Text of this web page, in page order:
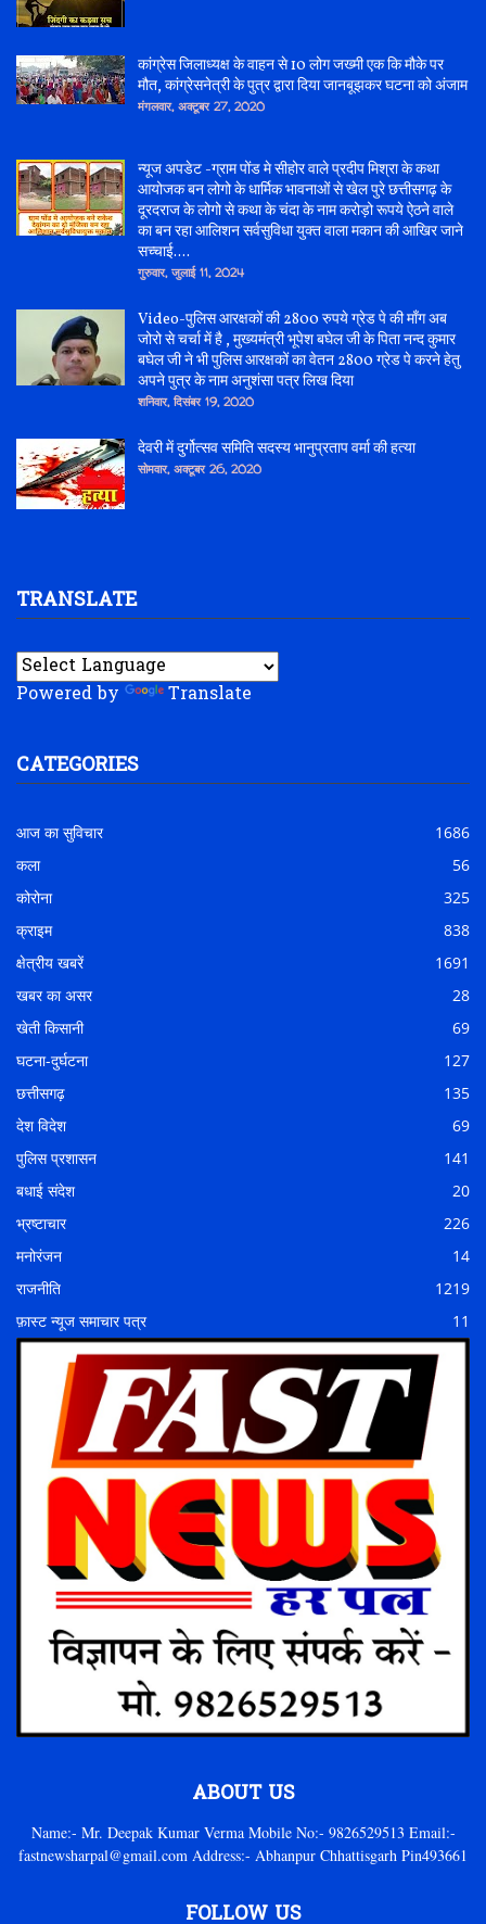
कांग्रेस जिलाध्यक्ष के वाहन से 10 लोग जख्मी एक कि मौके पर
मौत, कांग्रेसनेत्री के पुत्र द्वारा दिया जानबूझकर घटना को अंजाम
मंगलवार, अक्टूबर 27, 2020
न्यूज अपडेट -ग्राम पोंड मे सीहोर वाले प्रदीप मिश्रा के कथा
आयोजक बन लोगो के धार्मिक भावनाओं से खेल पुरे छत्तीसगढ़ के
दूरदराज के लोगो से कथा के चंदा के नाम करोड़ो रूपये ऐठने वाले
का बन रहा आलिशन सर्वसुविधा युक्त वाला मकान की आखिर जाने
सच्चाई....
गुरुवार, जुलाई 11, 2024
Video-पुलिस आरक्षकों की 2800 रुपये ग्रेड पे की माँग अब
जोरो से चर्चा में है , मुख्यमंत्री भूपेश बघेल जी के पिता नन्द कुमार
बघेल जी ने भी पुलिस आरक्षकों का वेतन 2800 ग्रेड पे करने हेतु
अपने पुत्र के नाम अनुशंसा पत्र लिख दिया
शनिवार, दिसंबर 19, 2020
देवरी में दुर्गोत्सव समिति सदस्य भानुप्रताप वर्मा की हत्या
सोमवार, अक्टूबर 26, 2020
TRANSLATE
Powered by Translate
CATEGORIES
आज का सुविचार
1686
कला
56
कोरोना
325
क्राइम
838
क्षेत्रीय खबरें
1691
खबर का असर
28
खेती किसानी
69
घटना-दुर्घटना
127
छत्तीसगढ़
135
देश विदेश
69
पुलिस प्रशासन
141
बधाई संदेश
20
भ्रष्टाचार
226
मनोरंजन
14
राजनीति
1219
फ़ास्ट न्यूज समाचार पत्र
11
ABOUT US
Name:- Mr. Deepak Kumar Verma Mobile No:- 9826529513 Email:-
fastnewsharpal@gmail.com Address:- Abhanpur Chhattisgarh Pin493661
FOLLOW US